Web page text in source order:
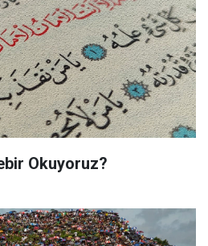
Okuyoruz?